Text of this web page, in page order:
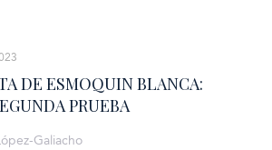
DE ESMOQUIN BLANCA:
PRUEBA
Galiacho